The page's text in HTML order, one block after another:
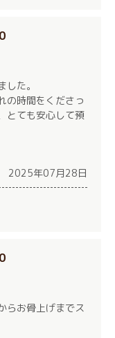
た。
の時間をくださっ
とても安心して預
2025年07月28日
らお骨上げまでス